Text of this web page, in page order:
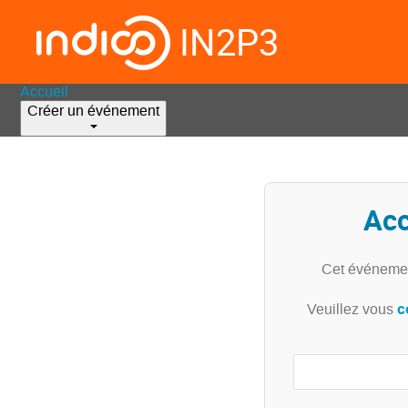
IN2P3
Accueil
Créer un événement
Cet
Veuillez vous